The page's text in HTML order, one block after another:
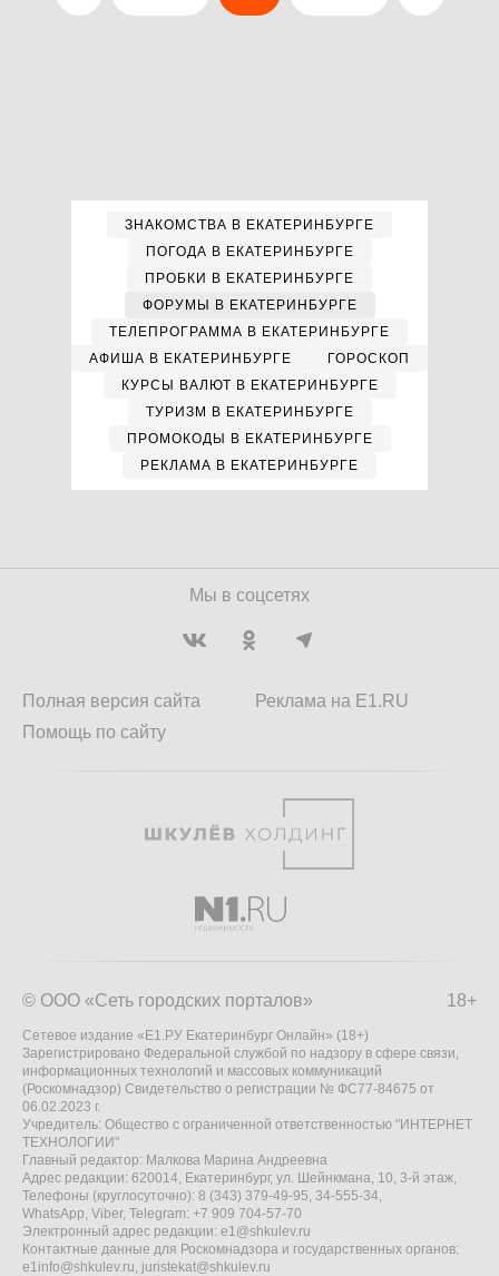
ЗНАКОМСТВА В ЕКАТЕРИНБУРГЕ
ПОГОДА В ЕКАТЕРИНБУРГЕ
ПРОБКИ В ЕКАТЕРИНБУРГЕ
ФОРУМЫ В ЕКАТЕРИНБУРГЕ
ТЕЛЕПРОГРАММА В ЕКАТЕРИНБУРГЕ
АФИША В ЕКАТЕРИНБУРГЕ
ГОРОСКОП
КУРСЫ ВАЛЮТ В ЕКАТЕРИНБУРГЕ
ТУРИЗМ В ЕКАТЕРИНБУРГЕ
ПРОМОКОДЫ В ЕКАТЕРИНБУРГЕ
РЕКЛАМА В ЕКАТЕРИНБУРГЕ
Мы в соцсетях
Полная версия сайта
Помощь по сайту
Реклама на E1.RU
18+
© ООО «Сеть городских порталов»
Сетевое издание «Е1.РУ Екатеринбург Онлайн» (18+)
Зарегистрировано Федеральной службой по надзору в сфере связи,
информационных технологий и массовых коммуникаций
(Роскомнадзор) Свидетельство о регистрации № ФС77-84675 от
06.02.2023 г.
Учредитель: Общество с ограниченной ответственностью "ИНТЕРНЕТ
ТЕХНОЛОГИИ"
Главный редактор: Малкова Марина Андреевна
Адрес редакции: 620014, Екатеринбург, ул. Шейнкмана, 10, 3-й этаж,
Телефоны (круглосуточно): 8 (343) 379-49-95, 34-555-34,
WhatsApp, Viber, Telegram: +7 909 704-57-70
Электронный адрес редакции: e1@shkulev.ru
Контактные данные для Роскомнадзора и государственных органов:
e1info@shkulev.ru, juristekat@shkulev.ru